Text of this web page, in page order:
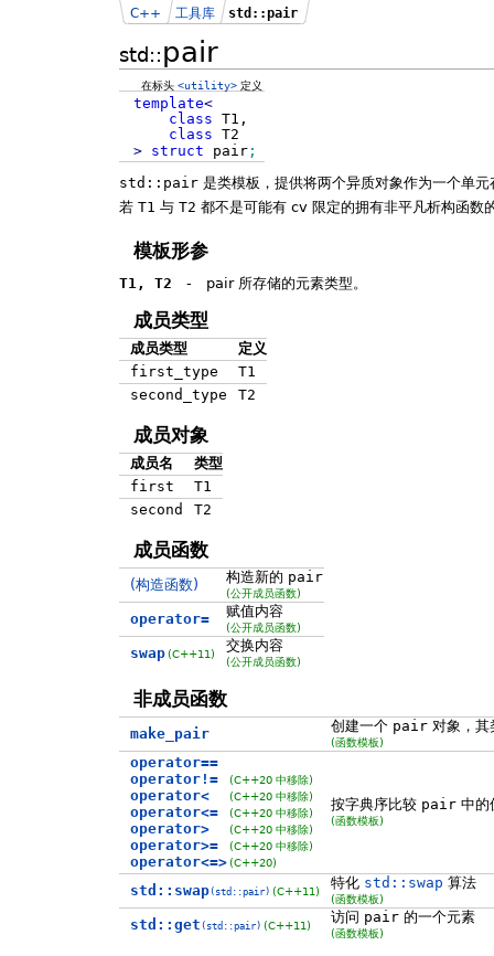
std::pair
C++ 工具库 std::pair
在标头<utility> 定义
template<
class T1,
class T2
>
struct pair;
std::pair 是类模板，提供将两个异质对象作为一个单
若 T1 与 T2 都不是可能有 cv 限定的拥有非平凡析构函数
模板形参
T1, T2 - pair 所存储的元素类型。
成员类型
成员类型
定义
first_type
T1
second_type
T2
成员对象
成员名
类型
first
T1
second
T2
成员函数
(构造函数) 构造新的 pair
(公开成员函数)
operator= 赋值内容
(公开成员函数)
swap (C++11) 交换内容
(公开成员函数)
非成员函数
make_pair 创建一个 pair对象，其
(函数模板)
operator==
operator!=
operator<
operator<=
operator>
operator>=
operator<=>
(C++20 中移除)
(C++20 中移除)
(C++20 中移除)
(C++20 中移除)
(C++20 中移除)
(C++20)
按字典序比较 pair中的
(函数模板)
std::swap(std::pair) (C++11) 特化 std::swap 算法
(函数模板)
std::get (std::pair) (C++11) 访问 pair的一个元素
(函数模板)